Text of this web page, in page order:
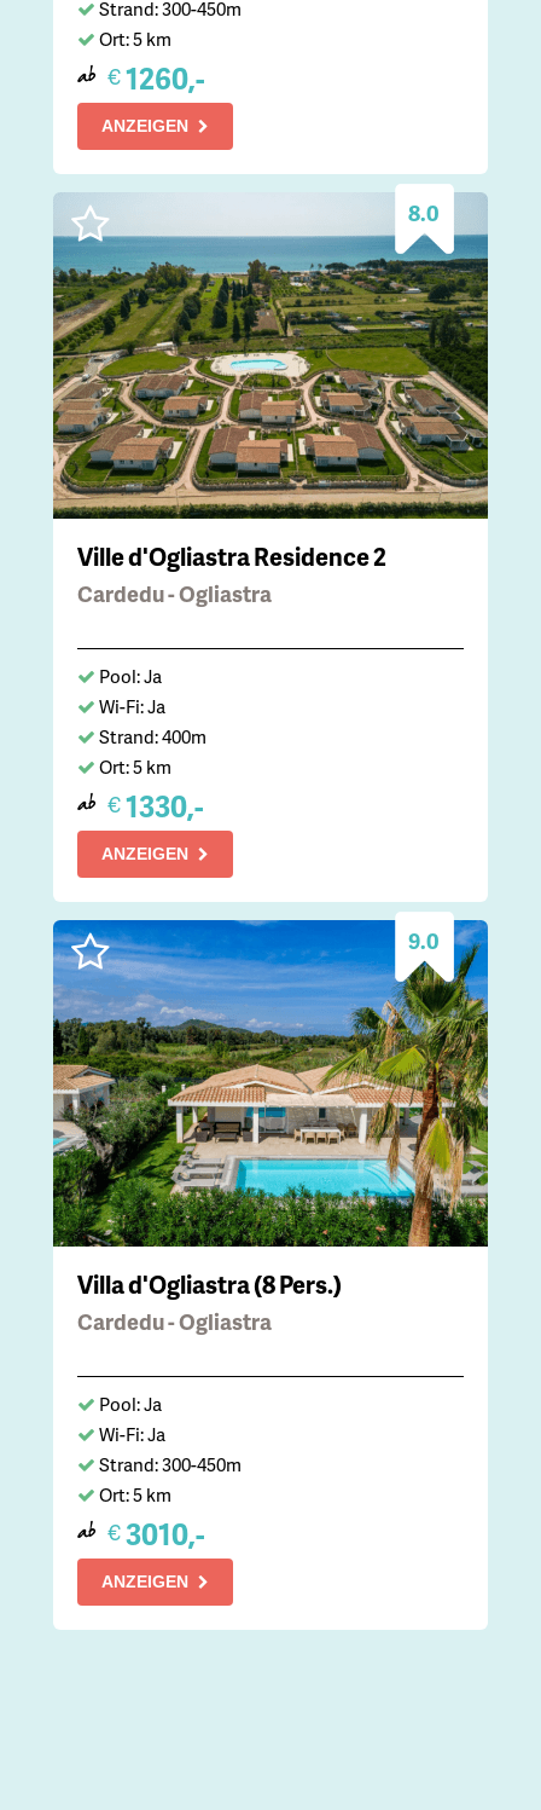
Strand: 300-450m
Ort: 5 km
ab €1260,-
ANZEIGEN
8.0
Ville d'Ogliastra Residence 2
Cardedu - Ogliastra
Pool: Ja
Wi-Fi: Ja
Strand: 400m
Ort: 5 km
ab €1330,-
ANZEIGEN
9.0
Villa d'Ogliastra (8 Pers.)
Cardedu - Ogliastra
Pool: Ja
Wi-Fi: Ja
Strand: 300-450m
Ort: 5 km
ab €3010,-
ANZEIGEN